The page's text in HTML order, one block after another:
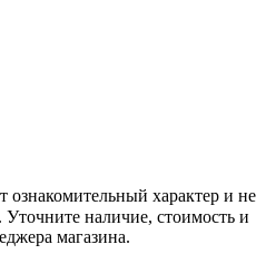
ознакомительный характер и не
наличие, стоимость и
магазина.